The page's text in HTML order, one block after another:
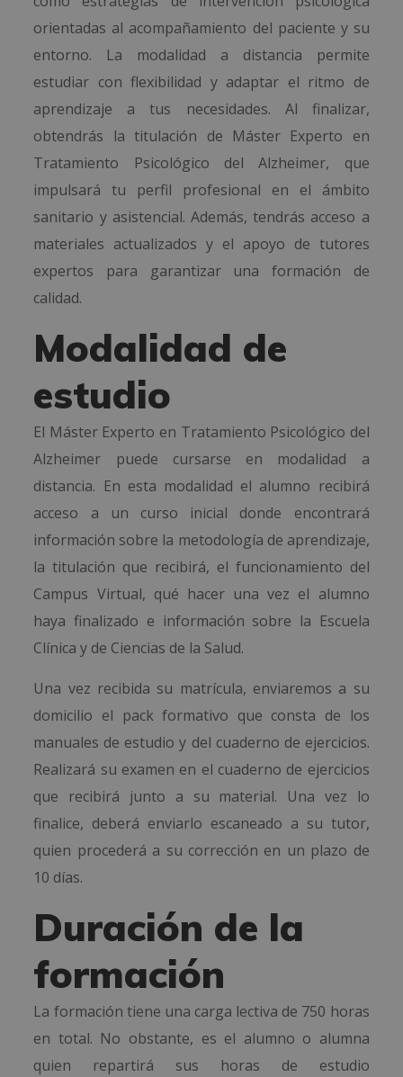
orientadas al acompañamiento del paciente y su
entorno. La modalidad a distancia permite
estudiar con flexibilidad y adaptar el ritmo de
aprendizaje a tus necesidades. Al finalizar,
obtendrás la titulación de Máster Experto en
Tratamiento Psicológico del Alzheimer, que
impulsará tu perfil profesional en el ámbito
sanitario y asistencial. Además, tendrás acceso a
materiales actualizados y el apoyo de tutores
expertos para garantizar una formación de
calidad.
Modalidad de
estudio
El Máster Experto en Tratamiento Psicológico del
Alzheimer puede cursarse en modalidad a
distancia. En esta modalidad el alumno recibirá
acceso a un curso inicial donde encontrará
información sobre la metodología de aprendizaje,
la titulación que recibirá, el funcionamiento del
Campus Virtual, qué hacer una vez el alumno
haya finalizado e información sobre la Escuela
Clínica y de Ciencias de la Salud.
Una vez recibida su matrícula, enviaremos a su
domicilio el pack formativo que consta de los
manuales de estudio y del cuaderno de ejercicios.
Realizará su examen en el cuaderno de ejercicios
que recibirá junto a su material. Una vez lo
finalice, deberá enviarlo escaneado a su tutor,
quien procederá a su corrección en un plazo de
10 días.
Duración de la
formación
La formación tiene una carga lectiva de 750 horas
en total. No obstante, es el alumno o alumna
quien repartirá sus horas de estudio